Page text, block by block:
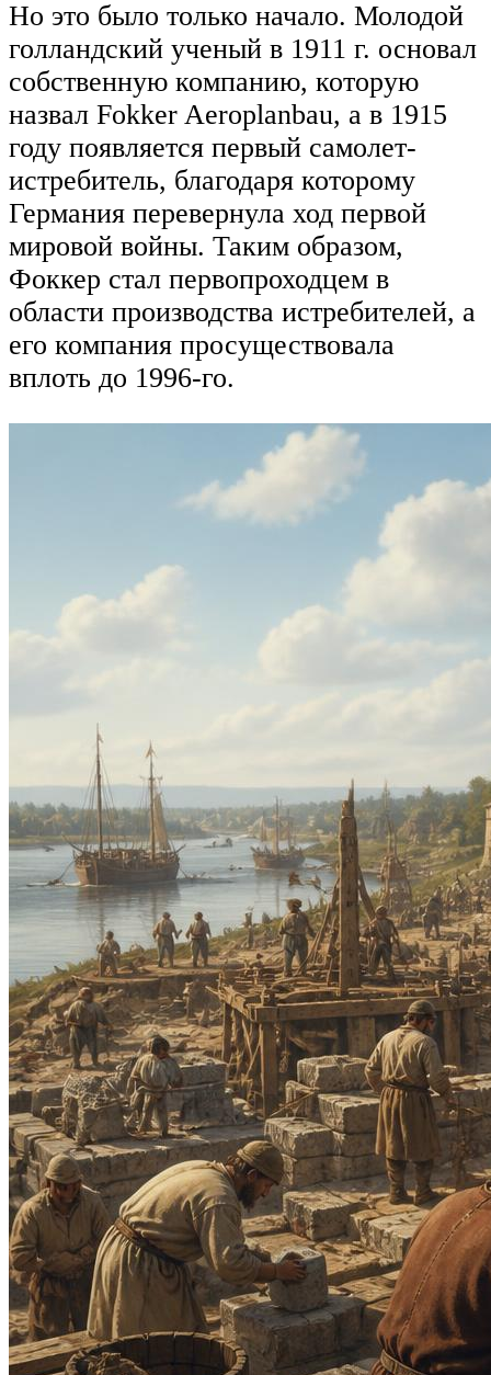
Но это было только начало. Молодой
голландский ученый в 1911 г. основал
собственную компанию, которую
назвал Fokker Aeroplanbau, а в 1915
году появляется первый самолет-
истребитель, благодаря которому
Германия перевернула ход первой
мировой войны. Таким образом,
Фоккер стал первопроходцем в
области производства истребителей, а
его компания просуществовала
вплоть до 1996-го.